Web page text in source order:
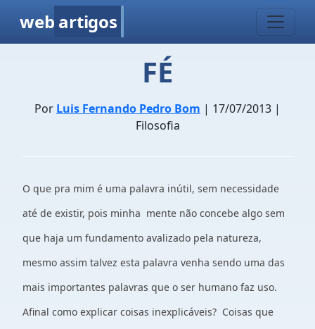
web artigos
FÉ
Por Luis Fernando Pedro Bom | 17/07/2013 |
Filosofia
O que pra mim é uma palavra inútil, sem necessidade
até de existir, pois minha mente não concebe algo sem
que haja um fundamento avalizado pela natureza,
mesmo assim talvez esta palavra venha sendo uma das
mais importantes palavras que o ser humano faz uso.
Afinal como explicar coisas inexplicáveis? Coisas que